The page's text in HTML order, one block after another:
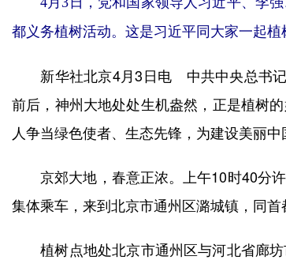
都义务植树活动。这是习近平同大家一起
新华社北京4月3日电 中共中央总书记
前后，神州大地处处生机盎然，正是植树
人争当绿色使者、生态先锋，为建设美丽
京郊大地，春意正浓。上午10时40分许
集体乘车，来到北京市通州区潞城镇，同首
植树点地处北京市通州区与河北省廊坊